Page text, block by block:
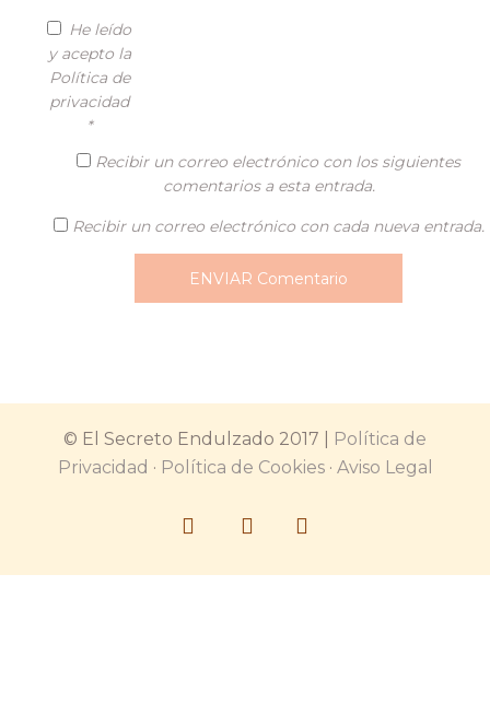
He leído
y acepto la
Política de
privacidad
*
Recibir un correo electrónico con los siguientes
comentarios a esta entrada.
Recibir un correo electrónico con cada nueva entrada.
© El Secreto Endulzado 2017 |
Política de
Privacidad · Política de Cookies· Aviso Legal